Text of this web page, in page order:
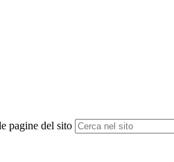
pagine del sito